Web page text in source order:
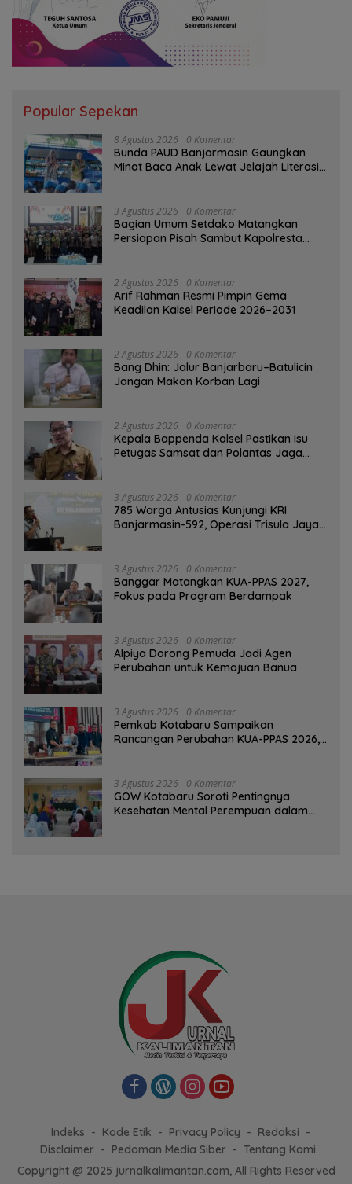
Popular Sepekan
8 Agustus 2026 0 Komentar
Bunda PAUD Banjarmasin Gaungkan
Minat Baca Anak Lewat Jelajah Literasi
3 Agustus 2026 0 Komentar
Bagian Umum Setdako Matangkan
Persiapan Pisah Sambut Kapolresta
2 Agustus 2026 0 Komentar
Arif Rahman Resmi Pimpin Gema
Keadilan Kalsel Periode 2026–2031
2 Agustus 2026 0 Komentar
Bang Dhin: Jalur Banjarbaru–Batulicin
Jangan Makan Korban Lagi
2 Agustus 2026 0 Komentar
Kepala Bappenda Kalsel Pastikan Isu
Petugas Samsat dan Polantas Jaga
3 Agustus 2026 0 Komentar
785 Warga Antusias Kunjungi KRI
Banjarmasin-592, Operasi Trisula Jaya
3 Agustus 2026 0 Komentar
‎Banggar Matangkan KUA-PPAS 2027,
Fokus pada Program Berdampak
3 Agustus 2026 0 Komentar
‎Alpiya Dorong Pemuda Jadi Agen
Perubahan untuk Kemajuan Banua ‎
3 Agustus 2026 0 Komentar
Pemkab Kotabaru Sampaikan
Rancangan Perubahan KUA-PPAS 2026,
3 Agustus 2026 0 Komentar
GOW Kotabaru Soroti Pentingnya
Kesehatan Mental Perempuan dalam
Indeks Kode Etik Privacy Policy
Redaksi
Disclaimer
Pedoman Media Siber
Tentang Kami
Copyright @ 2025 jurnalkalimantan.com, All Rights Reserved